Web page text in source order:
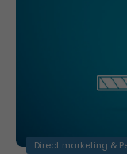
Direct marketing &